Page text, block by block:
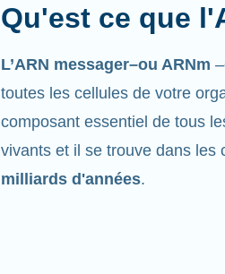
Qu'est ce que
L’ARN messager–ou ARNm
toutes les cellules de votre
composant essentiel de tous
vivants et il se trouve dans les
milliards d'années.